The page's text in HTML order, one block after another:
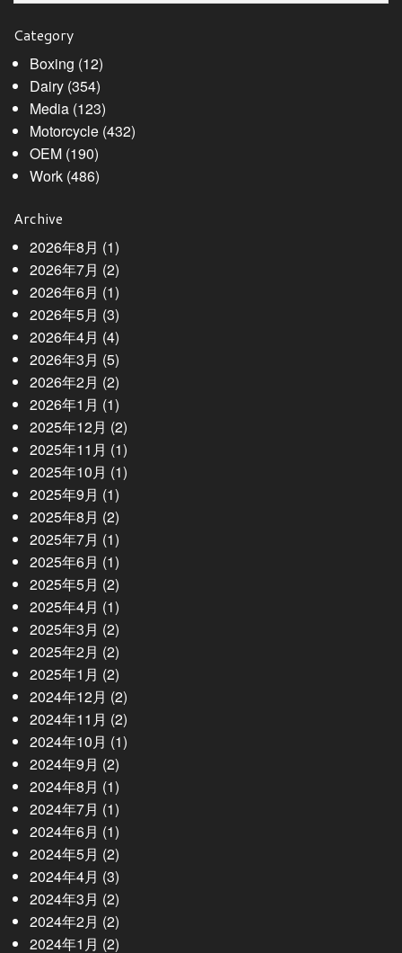
Category
Boxing (12)
Dairy(354)
Media(123)
Motorcycle(432)
OEM(190)
Work(486)
Archive
2026年8月 (1)
2026年7月 (2)
2026年6月 (1)
2026年5月 (3)
2026年4月 (4)
2026年3月 (5)
2026年2月 (2)
2026年1月 (1)
2025年12月 (2)
2025年11月 (1)
2025年10月 (1)
2025年9月 (1)
2025年8月 (2)
2025年7月 (1)
2025年6月 (1)
2025年5月 (2)
2025年4月 (1)
2025年3月 (2)
2025年2月 (2)
2025年1月 (2)
2024年12月 (2)
2024年11月 (2)
2024年10月 (1)
2024年9月 (2)
2024年8月 (1)
2024年7月 (1)
2024年6月 (1)
2024年5月 (2)
2024年4月 (3)
2024年3月 (2)
2024年2月 (2)
2024年1月 (2)